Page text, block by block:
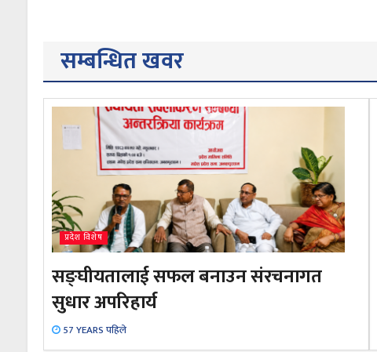
सम्बन्धित खवर
प्रदेश विशेष
सङ्घीयतालाई सफल बनाउन संरचनागत
सुधार अपरिहार्य
57 YEARS पहिले